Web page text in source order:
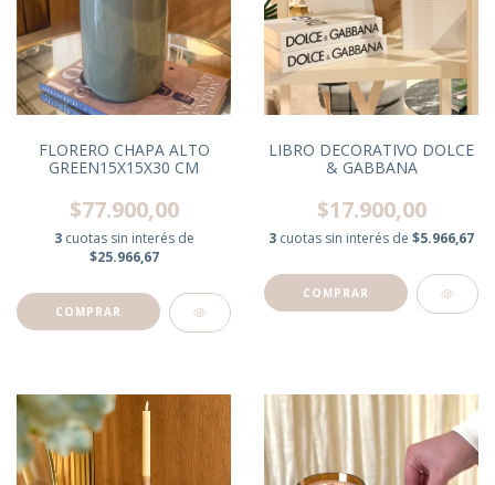
FLORERO CHAPA ALTO
GREEN15X15X30 CM
$77.900,00
3 cuotas sin interés de
$25.966,67
LIBRO DECORATIVO DOLCE
& GABBANA
$17.900,00
3 cuotas sin interés de $5.966,67